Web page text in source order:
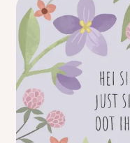
Postikortit
2 osaiset kortit
Pakettikortit
Vihkot